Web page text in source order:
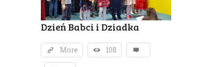
Dzień Babci i Dziadka
More 108